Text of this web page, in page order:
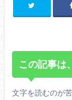
この記事は
文字を読むのが